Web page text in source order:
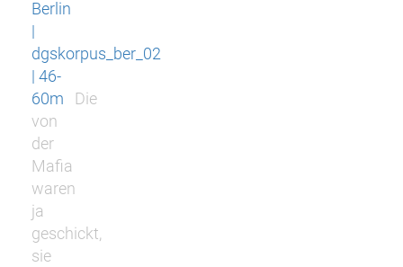
Berlin
|
dgskorpus_ber_02
| 46-
60m
Die
von
der
Mafia
waren
ja
geschickt,
sie